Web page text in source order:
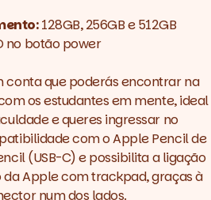
128GB, 256GB e 512GB
no botão power
conta que poderás encontrar na
os estudantes em mente, ideal
e queres ingressar no
com o Apple Pencil de
(USB-C) e possibilita a ligação
da Apple com trackpad, graças à
num dos lados.